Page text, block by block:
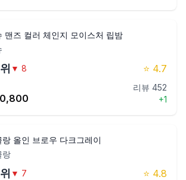
맨즈 컬러 체인지 모이스처 립밤
위 ▼ 8 ⭐ 4.7
리뷰 452
+1
랑 올인 브로우 다크그레이
랑
위 ▼ 7 ⭐ 4.8